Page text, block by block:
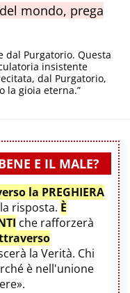
mondo, prega
dal Purgatorio. Questa
insistente
dal Purgatorio,
la gioia eterna.”
E IL MALE?
la PREGHIERA
risposta. È
che rafforzerà
la Verità. Chi
è nell'unione